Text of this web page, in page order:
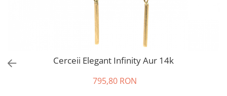
Cerceii Elegant Infinity Aur 14k
795,80 RON